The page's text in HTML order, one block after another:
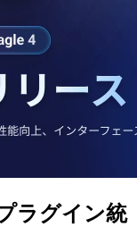
ラグイン統